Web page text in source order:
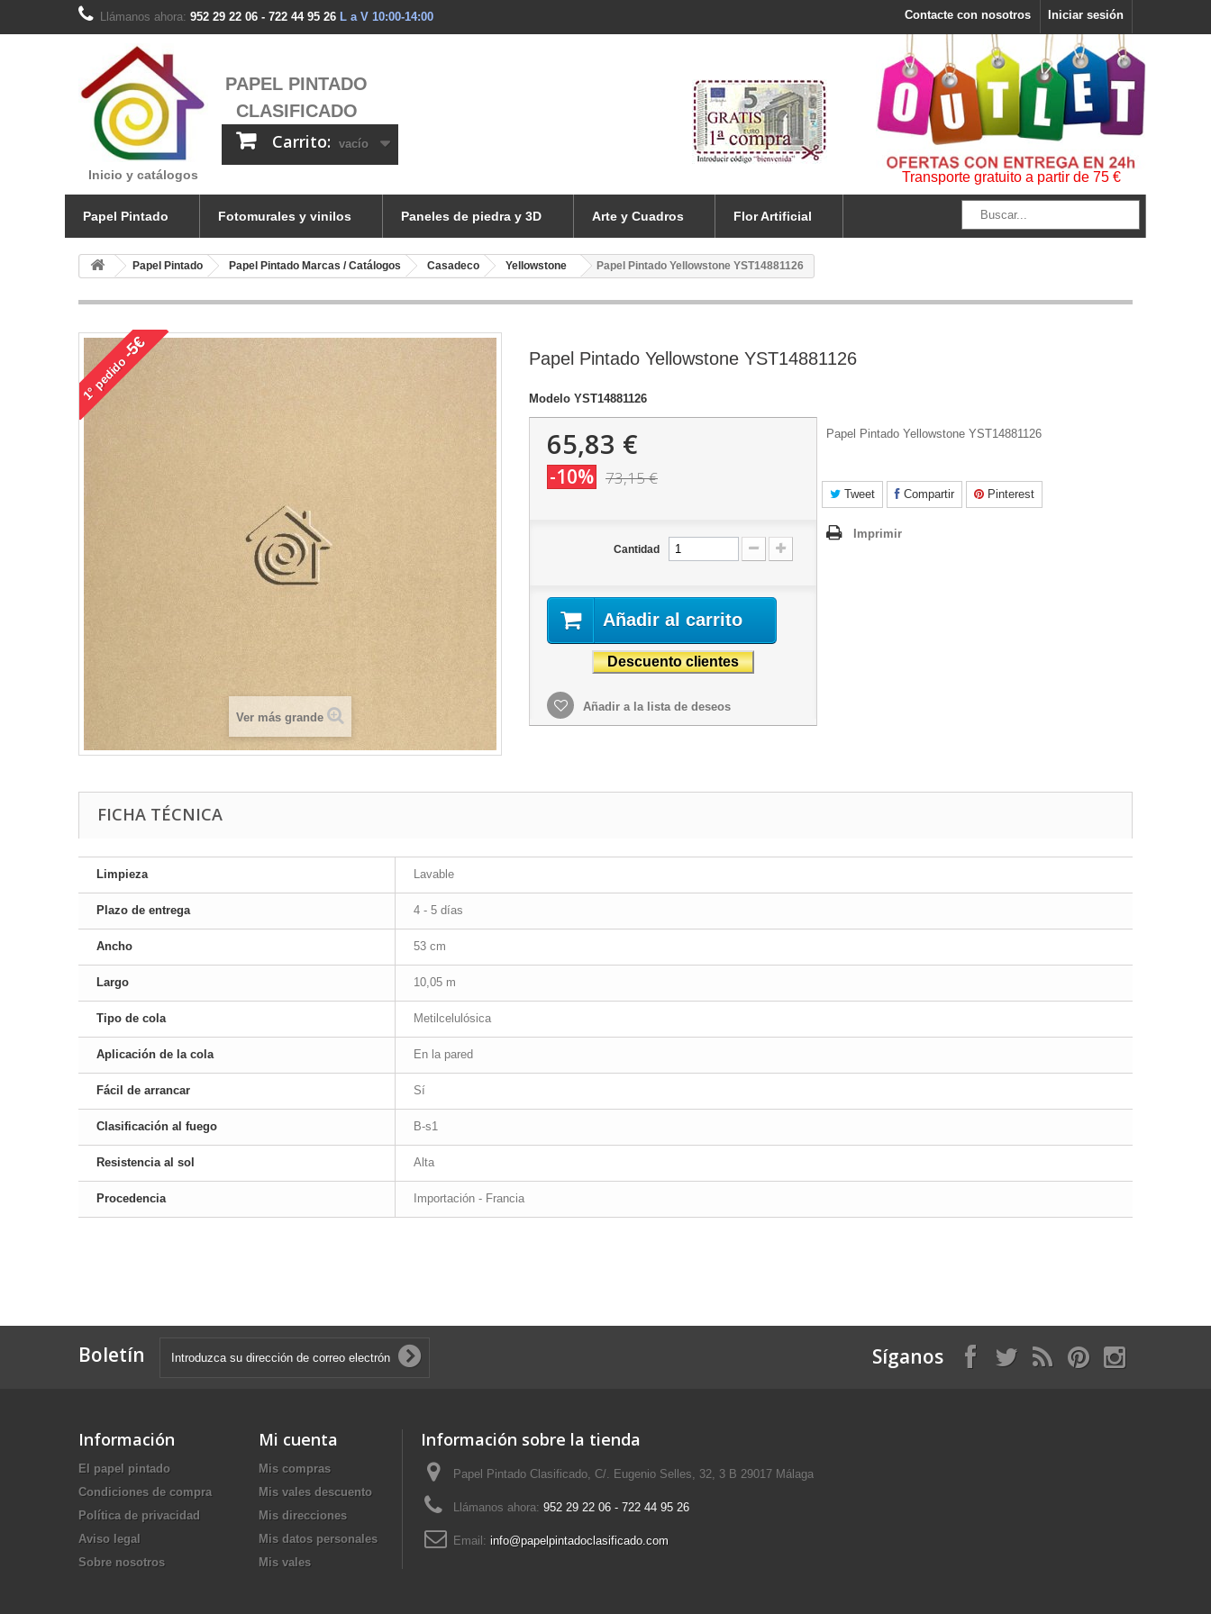
Iniciar sesión
Contacte con nosotros
Llámanos ahora: 952 29 22 06 - 722 44 95 26 L a V 10:00-14:00
Inicio y catálogos
PAPEL PINTADO
CLASIFICADO
Transporte gratuito a partir de 75 €
Carrito: vacío
Papel Pintado Fotomurales y vinilos Paneles de piedra y 3D Arte y Cuadros Flor Artificial
Papel Pintado Papel Pintado Marcas / Catálogos Casadeco Yellowstone Papel Pintado Yellowstone YST14881126
1°
pedido
-5€
Ver más grande
Papel Pintado Yellowstone YST14881126
Modelo YST14881126
65,83 €
-10% 73,15 €
Cantidad
Añadir al carrito
Añadir a la lista de deseos
Papel Pintado Yellowstone YST14881126
Tweet Compartir Pinterest
Imprimir
FICHA TÉCNICA
Limpieza Lavable
Plazo de entrega 4 - 5 días
Ancho 53 cm
Largo 10,05 m
Tipo de cola Metilcelulósica
Aplicación de la cola En la pared
Fácil de arrancar Sí
Clasificación al fuego B-s1
Resistencia al sol Alta
Procedencia Importación - Francia
Boletín Síganos
Información
El papel pintado
Condiciones de compra
Política de privacidad
Aviso legal
Sobre nosotros
Mi cuenta
Mis compras
Mis vales descuento
Mis direcciones
Mis datos personales
Mis vales
Información sobre la tienda
Papel Pintado Clasificado, C/. Eugenio Selles, 32, 3 B 29017 Málaga
Llámanos ahora: 952 29 22 06 - 722 44 95 26
Email: info@papelpintadoclasificado.com